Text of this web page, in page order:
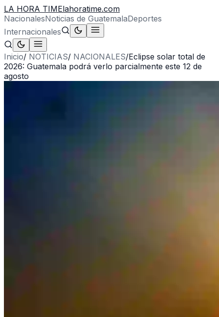
LA HORA TIMElahoratime.com
NacionalesNoticias de GuatemalaDeportes
Internacionales
Inicio/ NOTICIAS/ NACIONALES/Eclipse solar total de
2026: Guatemala podrá verlo parcialmente este 12 de
agosto